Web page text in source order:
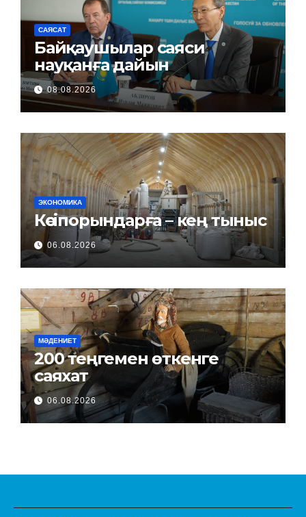
САЯСАТ
Байқаушылар саяси
науқанға дайын
08.08.2026
ЭКОНОМИКА
Кәсіпорындарға – кең тыныс
06.08.2026
МӘДЕНИЕТ
200 теңгемен өткенге
саяхат
06.08.2026